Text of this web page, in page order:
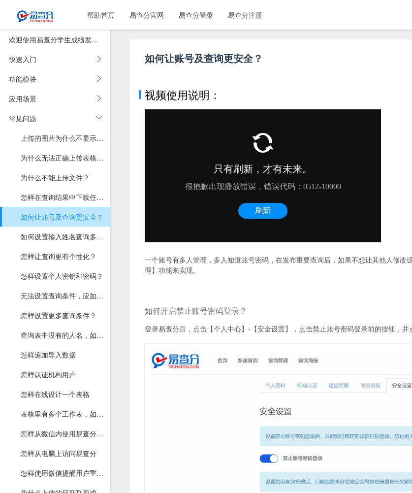
帮助首页 易查分官网 易查分登录 易查分注册
欢迎使用易查分学生成绩发布系统
快速入门
功能模块
应用场景
常见问题
上传的图片为什么不显示在查询结果里？
为什么无法正确上传表格？为什么上传表格后数据有缺失？
为什么不能上传文件？
怎样在查询结果中下载任意类型文件？
如何让账号及查询更安全？
如何设置输入姓名查询多次成绩或工资？
怎样让查询更有个性化？
怎样设置个人密钥和密码？
无法设置查询条件，应如何解决？
怎样设置更多查询条件？
查询表中没有的人名，如何让他知道？
怎样追加导入数据
怎样认证机构用户
怎样在线设计一个表格
表格里有多个工作表，如何上传？
怎样从微信内使用易查分教师版
怎样从电脑上访问易查分
怎样使用微信提醒用户重新填写
如何让账号及查询更安全？
视频使用说明：
一个账号有多人管理，多人知道账号密码，在发布重要查询后，如果不想让其他人修
理】功能来实现。
如何开启禁止账号密码登录？
登录易查分后，点击【个人中心】-【安全设置】，点击禁止账号密码登录前的按钮，并